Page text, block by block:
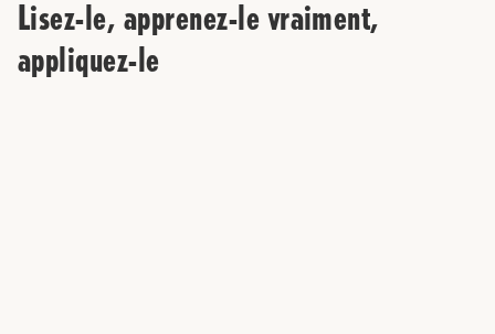
Lisez-le, apprenez-le vraiment,
appliquez-le